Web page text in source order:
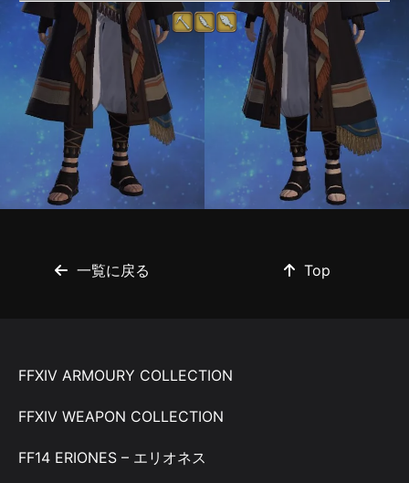
一覧に戻る Top
FFXIV ARMOURY COLLECTION
FFXIV WEAPON COLLECTION
FF14 ERIONES – エリオネス